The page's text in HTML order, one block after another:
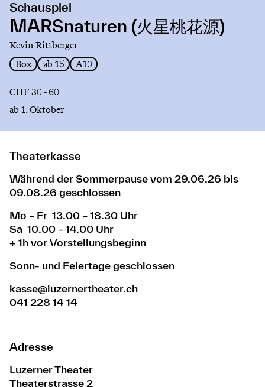
MARSnaturen
(火
源)
Schauspiel
MARSnaturen (火星桃花源)
Kevin Rittberger
Box
ab 15 A10
CHF 30 - 60
ab 1. Oktober
Theaterkasse
Während der Sommerpause vom 29.06.26 bis
09.08.26 geschlossen
Mo – Fr 13.00 – 18.30 Uhr
Sa 10.00 – 14.00 Uhr
+ 1h vor Vorstellungsbeginn
Sonn- und Feiertage geschlossen
kasse@luzernertheater.ch
041 228 14 14
Adresse
Luzerner Theater
Theaterstrasse 2